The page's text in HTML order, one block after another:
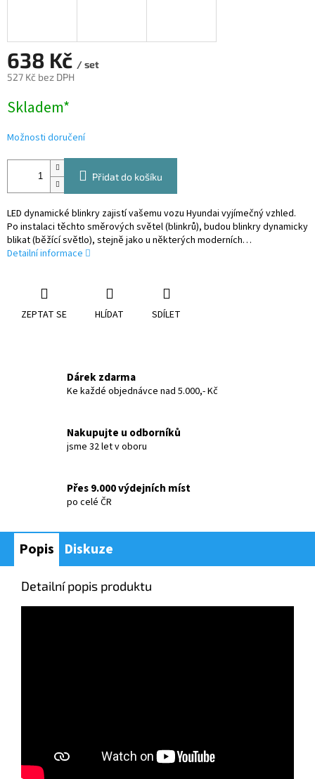
638 Kč / set
527 Kč bez DPH
cena:
Skladem*
Možnosti doručení
Přidat do košíku
LED dynamické blinkry zajistí vašemu vozu Hyundai vyjímečný vzhled.
Po instalaci těchto směrových světel (blinkrů), budou blinkry dynamicky
blikat (běžící světlo), stejně jako u některých moderních…
Detailní informace
ZEPTAT SE HLÍDAT SDÍLET
Dárek zdarma
Ke každé objednávce nad 5.000,- Kč
Nakupujte u odborníků
jsme 32 let v oboru
Přes 9.000 výdejních míst
po celé ČR
Popis Diskuze
Detailní popis produktu